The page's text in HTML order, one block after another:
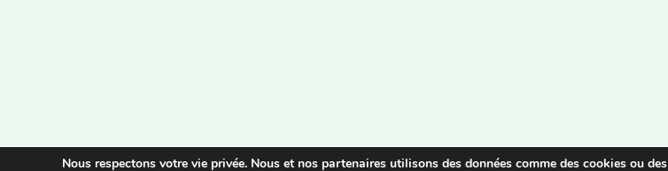
Nous respectons votre vie privée. Nous et nos partenaires utilisons des données comme des cookies ou des